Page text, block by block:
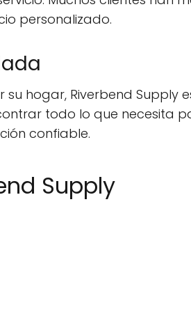
personalizado.
hogar, Riverbend
todo lo que necesita
confiable.
Supply